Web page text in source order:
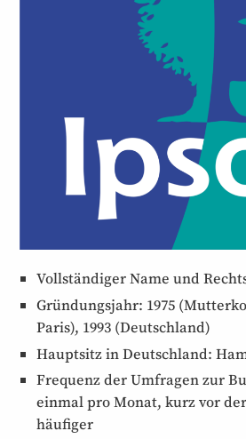
Vollständiger Name und
Gründungsjahr: 1975
Paris), 1993 (Deutschland)
Hauptsitz in Deutschland:
Frequenz der Umfragen zur
einmal pro Monat, kurz vor
häufiger